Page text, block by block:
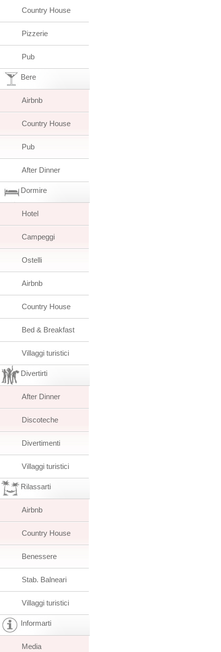
Country House
Pizzerie
Pub
Bere
Airbnb
Country House
Pub
After Dinner
Dormire
Hotel
Campeggi
Ostelli
Airbnb
Country House
Bed & Breakfast
Villaggi turistici
Divertirti
After Dinner
Discoteche
Divertimenti
Villaggi turistici
Rilassarti
Airbnb
Country House
Benessere
Stab. Balneari
Villaggi turistici
Informarti
Media